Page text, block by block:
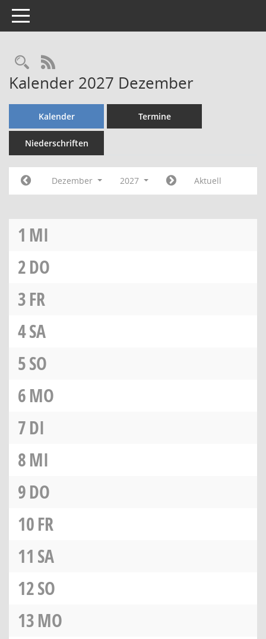
Toggle navigation
Rechercheauswahl
RSS-Feed
Kalender 2027 Dezember
Kalender Termine
Niederschriften
Dezember 2027 Aktuell
1 MI
2DO
3FR
4SA
5SO
6MO
7DI
8MI
9DO
10FR
11 SA
12SO
13MO